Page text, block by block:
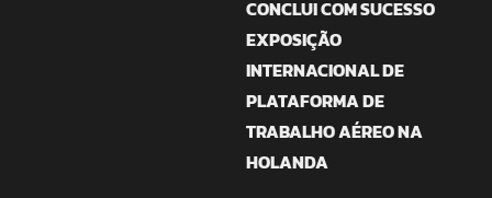
CONCLUI COM SUCESSO
EXPOSIÇÃO
INTERNACIONAL DE
PLATAFORMA DE
TRABALHO AÉREO NA
HOLANDA